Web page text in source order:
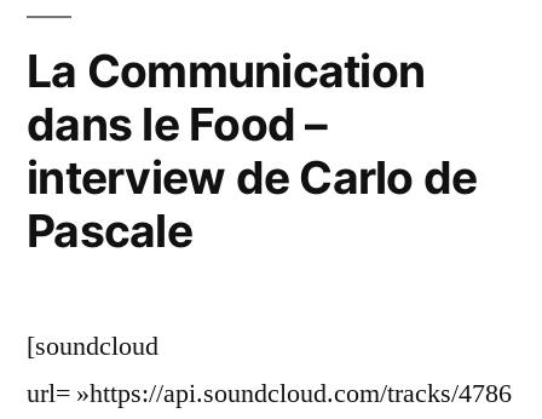
La Communication
dans le Food –
interview de Carlo de
Pascale
[soundcloud
url= »https://api.soundcloud.com/tracks/4786